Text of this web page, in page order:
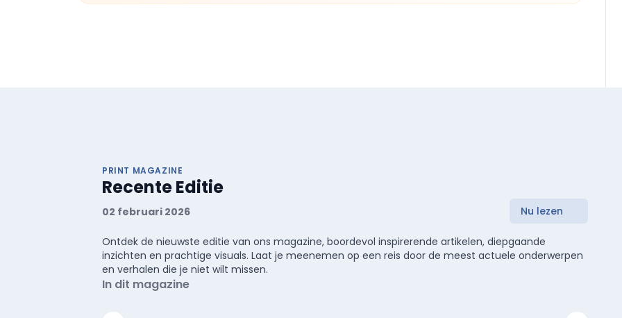
PRINT MAGAZINE
Recente Editie
02 februari 2026 Nu lezen
Ontdek de nieuwste editie van ons magazine, boordevol inspirerende artikelen, diepgaande
inzichten en prachtige visuals. Laat je meenemen op een reis door de meest actuele onderwerpen
en verhalen die je niet wilt missen.
In dit magazine